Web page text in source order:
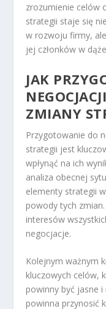
zrozumienie celów
strategii staje się
w rozwoju firmy,
jej członków w
JAK
ZMIANY
Przygotowanie do
strategii jest
wpłynąć na ich
analiza obecnej
elementy strategii
powody tych
interesów
negocjacje.
Kolejnym ważnym
kluczowych celów,
powinny być jasne
powinna przynosić